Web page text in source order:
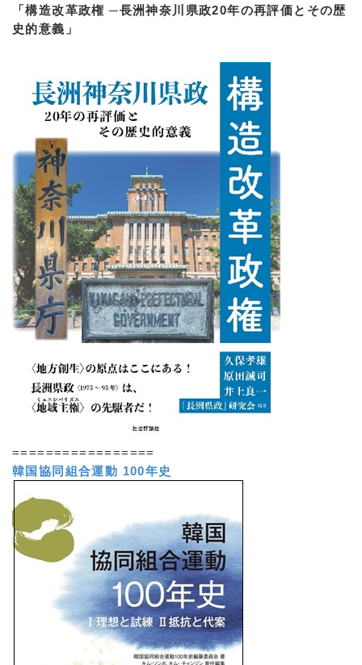
「構造改革政権 ─長洲神奈川県政20年の再評価とその歴
史的意義」
=================
韓国協同組合運動 100年史